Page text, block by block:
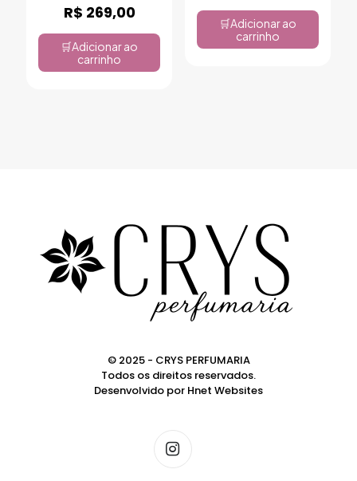
R$ 269,00
Adicionar ao
carrinho
Adicionar ao
carrinho
© 2025 - CRYS PERFUMARIA
Todos os direitos reservados.
Desenvolvido por Hnet Websites